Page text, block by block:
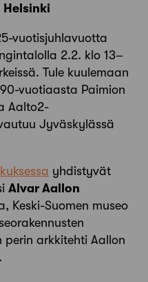
Helsinki
vuotisjuhlavuotta
2.2. klo 13–
Tule kuulemaan
vuotiaasta Paimion
Aalto2-
Jyväskylässä
yhdistyvät
Alvar Aallon
Keski-Suomen museo
arkkitehti Aallon